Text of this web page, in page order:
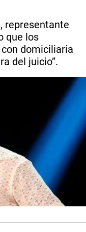
representante
que los
domiciliaria
del juicio”.